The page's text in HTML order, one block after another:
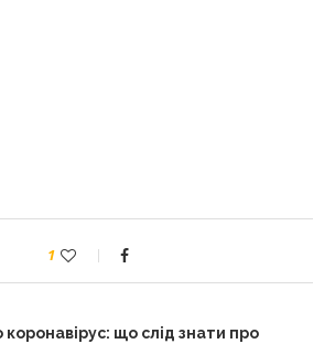
1
що слід знати про